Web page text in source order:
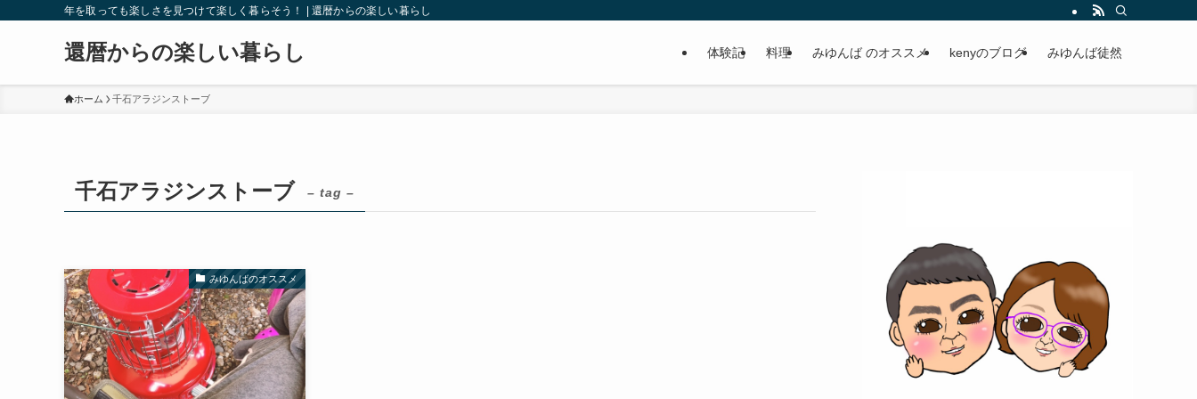
年を取っても楽しさを見つけて楽しく暮らそう！ | 還暦からの楽しい暮らし
還暦からの楽しい暮らし 体験記 料理 みゆんば のオススメ kenyのブログ みゆんば徒然
ホーム 千石アラジンストーブ
千石アラジンストーブ – tag –
みゆんばのオススメ